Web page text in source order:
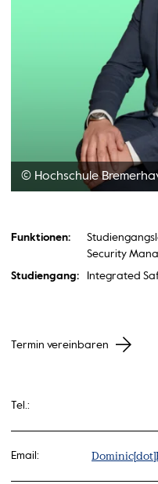
© Hochschule
Funktionen:
Security
Studiengang:
Integrated
Termin vereinbaren
Tel.:
Email: